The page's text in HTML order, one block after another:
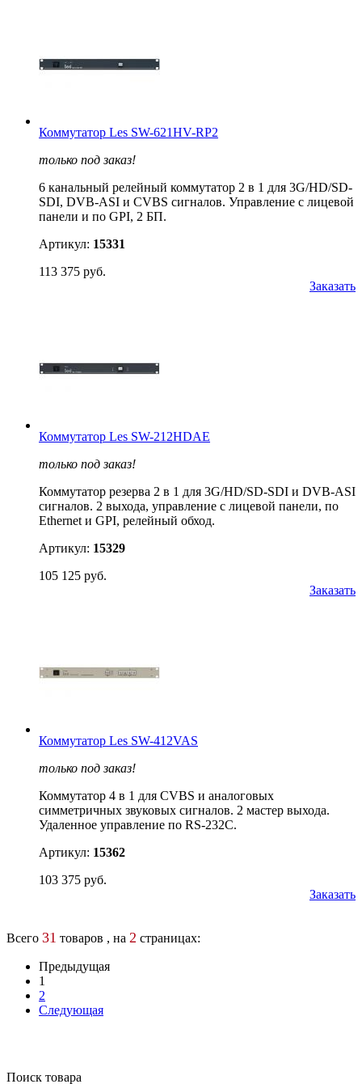
Коммутатор Les SW-621HV-RP2
только под заказ!
6 канальный релейный коммутатор 2 в 1 для 3G/HD/SD-
SDI, DVB-ASI и CVBS сигналов. Управление с лицевой
панели и по GPI, 2 БП.
Артикул: 15331
113 375 руб.
Заказать
Коммутатор Les SW-212HDAE
только под заказ!
Коммутатор резерва 2 в 1 для 3G/HD/SD-SDI и DVB-ASI
сигналов. 2 выхода, управление c лицевой панели, по
Ethernet и GPI, релейный обход.
Артикул: 15329
105 125 руб.
Заказать
Коммутатор Les SW-412VAS
только под заказ!
Коммутатор 4 в 1 для CVBS и аналоговых
симметричных звуковых сигналов. 2 мастер выхода.
Удаленное управление по RS-232C.
Артикул: 15362
103 375 руб.
Заказать
Всего 31 товаров , на 2 страницах:
Предыдущая
1
2
Следующая
Поиск товара